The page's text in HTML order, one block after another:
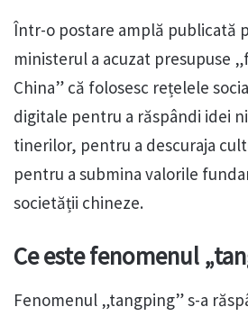
Într-o postare amplă publicată
ministerul a acuzat presupuse
China” că folosesc rețelele
digitale pentru a răspândi idei
tinerilor, pentru a descuraja
pentru a submina valorile
societății chineze.
Ce este fenomenul
Fenomenul „tangping” s-a